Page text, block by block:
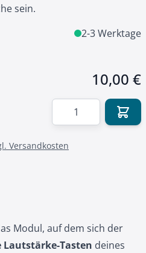
sein.
2-3 Werktage
10,00 €
Menge
Versandkosten
Modul, auf dem sich der
Lautstärke-Tasten deines